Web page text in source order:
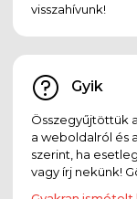
visszahívunk!
Gyik
Összegyűjtöttük
a weboldalról és
szerint, ha
vagy írj nekünk!